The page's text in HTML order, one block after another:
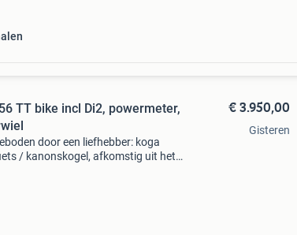
TT bike incl Di2, powermeter,
door een liefhebber: koga
/ kanonskogel, afkomstig uit het
€ 3.950,00
Gisteren